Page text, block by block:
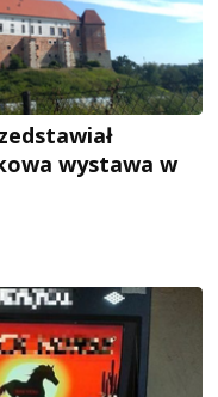
wystawa w